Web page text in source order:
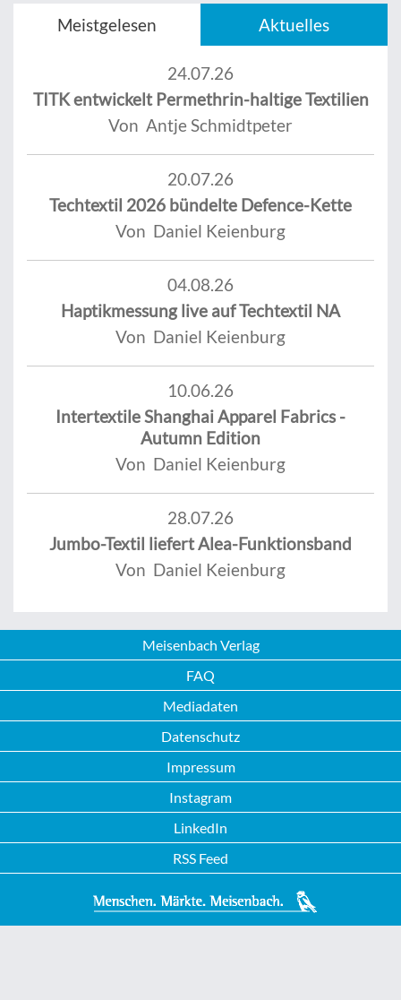
Meistgelesen Aktuelles
24.07.26
TITK entwickelt Permethrin-haltige Textilien
Von Antje Schmidtpeter
20.07.26
Techtextil 2026 bündelte Defence-Kette
Von Daniel Keienburg
04.08.26
Haptikmessung live auf Techtextil NA
Von Daniel Keienburg
10.06.26
Intertextile Shanghai Apparel Fabrics -
Autumn Edition
Von Daniel Keienburg
28.07.26
Jumbo-Textil liefert Alea-Funktionsband
Von Daniel Keienburg
Meisenbach Verlag
FAQ
Mediadaten
Datenschutz
Impressum
Instagram
LinkedIn
RSS Feed